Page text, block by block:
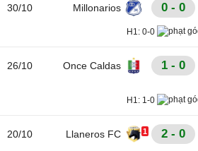
30/10 Millonarios 0 - 0
H1:0-0
26/10 Once Caldas 1 - 0
H1:1-0
20/10 Llaneros FC 1 2 - 0